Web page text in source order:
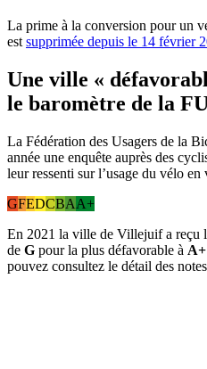
La prime à la conversion pour un
est supprimée depuis le 14 février
Une ville «
le baromètre de la
La Fédération des Usagers de la
année une enquête auprès des
leur ressenti sur l’usage du vélo en
GFEDCBAA+
En 2021 la ville de Villejuif a reçu
de G pour la plus défavorable à A+
pouvez consultez le détail des